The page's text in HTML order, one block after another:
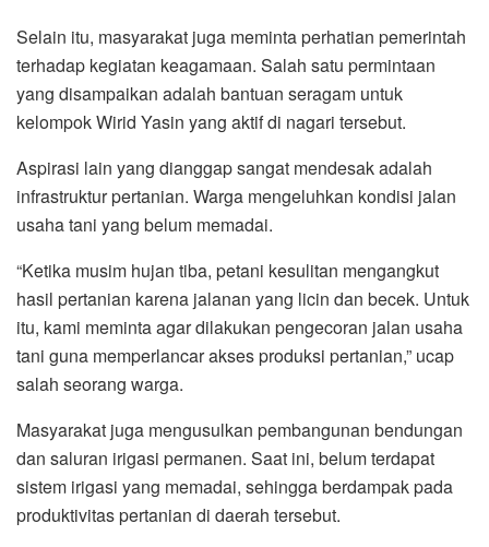
Selain itu, masyarakat juga meminta perhatian pemerintah
terhadap kegiatan keagamaan. Salah satu permintaan
yang disampaikan adalah bantuan seragam untuk
kelompok Wirid Yasin yang aktif di nagari tersebut.
Aspirasi lain yang dianggap sangat mendesak adalah
infrastruktur pertanian. Warga mengeluhkan kondisi jalan
usaha tani yang belum memadai.
“Ketika musim hujan tiba, petani kesulitan mengangkut
hasil pertanian karena jalanan yang licin dan becek. Untuk
itu, kami meminta agar dilakukan pengecoran jalan usaha
tani guna memperlancar akses produksi pertanian,” ucap
salah seorang warga.
Masyarakat juga mengusulkan pembangunan bendungan
dan saluran irigasi permanen. Saat ini, belum terdapat
sistem irigasi yang memadai, sehingga berdampak pada
produktivitas pertanian di daerah tersebut.